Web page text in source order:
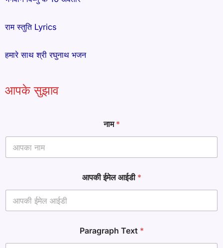
राम स्तुति Lyrics
हमारे साथ श्री रघुनाथ भजन
आपके सुझाव
नाम*
आपकी ईमेल आईडी *
प
की
Paragraph Text *